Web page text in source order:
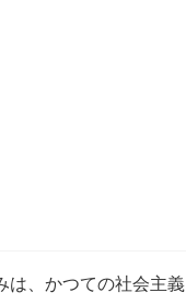
、かつての社会主